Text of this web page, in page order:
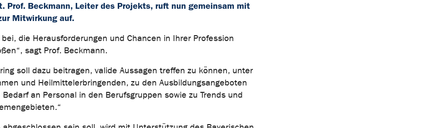
Prof. Beckmann, Leiter des Projekts, ruft nun gemeinsam mit
Mitwirkung auf.
die Herausforderungen und Chancen in Ihrer Profession
sagt Prof. Beckmann.
soll dazu beitragen, valide Aussagen treffen zu können, unter
und Heilmittelerbringenden, zu den Ausbildungsangeboten
an Personal in den Berufsgruppen sowie zu Trends und